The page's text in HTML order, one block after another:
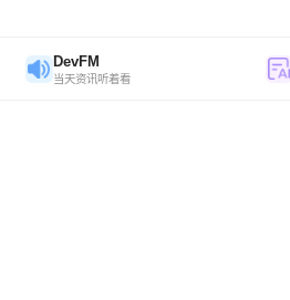
DevFM
当天资讯听着看